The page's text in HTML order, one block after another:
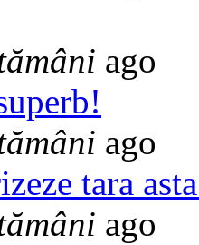
ago
ago
tara
ago